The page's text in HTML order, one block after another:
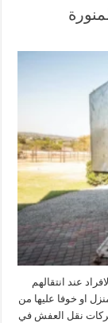
عند انتقالهم
او خوفا عليها من
شركات نقل العفش في